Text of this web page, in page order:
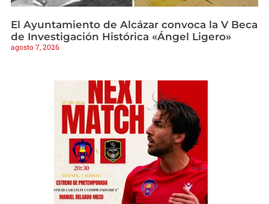
El Ayuntamiento de Alcázar convoca la V Beca
de Investigación Histórica «Ángel Ligero»
agosto 7, 2026